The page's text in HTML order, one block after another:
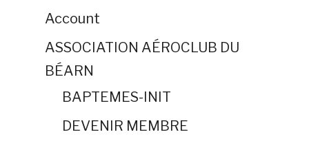
Account
ASSOCIATION AÉROCLUB DU
BÉARN
BAPTEMES-INIT
DEVENIR MEMBRE